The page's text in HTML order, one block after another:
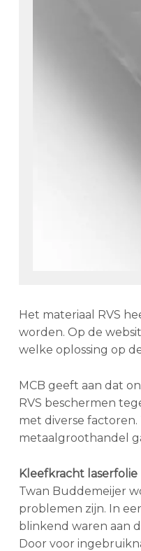
Het materiaal RVS
worden. Op de
welke oplossing op
MCB geeft aan dat
RVS beschermen
met diverse factoren.
metaalgroothandel
Kleefkracht laserfolie
Twan Buddemeijer
problemen zijn. In
blinkend waren aan
Door voor